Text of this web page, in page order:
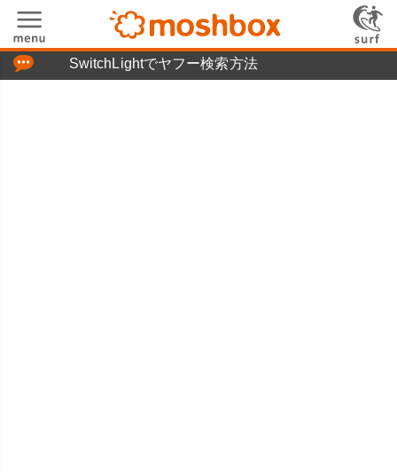
SwitchLightでヤフー検索方法
「つぶやき」の使い方